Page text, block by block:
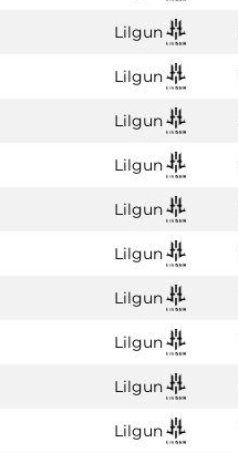
Lilgun
Lilgun
Lilgun
Lilgun
Lilgun
Lilgun
Lilgun
Lilgun
Lilgun
Lilgun